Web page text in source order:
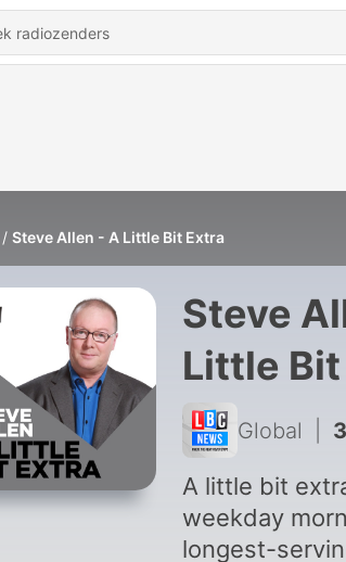
Steve Allen - A Little Bit Extra
Steve
Little
Global
A little bit
weekday
longest-